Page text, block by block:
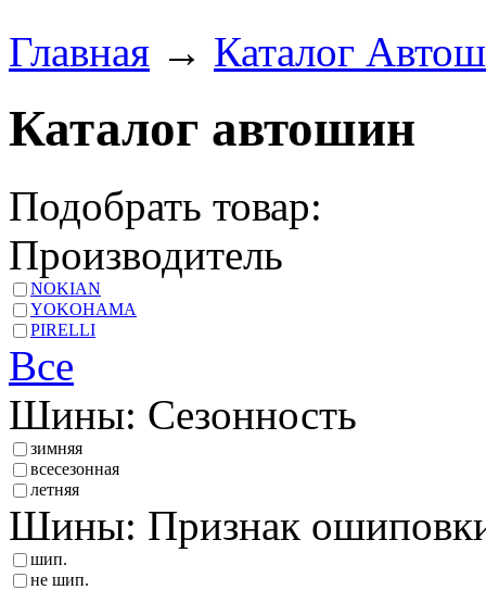
Главная → Каталог
Каталог автошин
Подобрать товар:
Производитель
NOKIAN
YOKOHAMA
PIRELLI
Все
Шины: Сезонность
зимняя
всесезонная
летняя
Шины: Признак
шип.
не шип.